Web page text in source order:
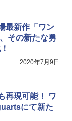
】Holy Stone
未満 室内 初心
安定 高度維持
日 男の子 女の
歳 12歳 贈り物
フィギュアー
155mm PVC&A
ギュア
マ専用機) (機動
最新作「ワン
その新たな勇
2020年7月9日
再現可能！ ワ
にて新た